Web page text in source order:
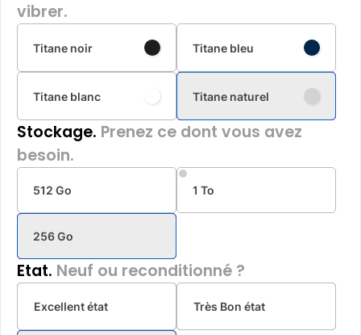
vibrer.
Titane noir Titane bleu
Titane blanc Titane naturel
Stockage. Prenez ce dont vous avez
besoin.
512 Go 1 To
256 Go
Etat. Neuf ou reconditionné ?
Excellent état Très Bon état